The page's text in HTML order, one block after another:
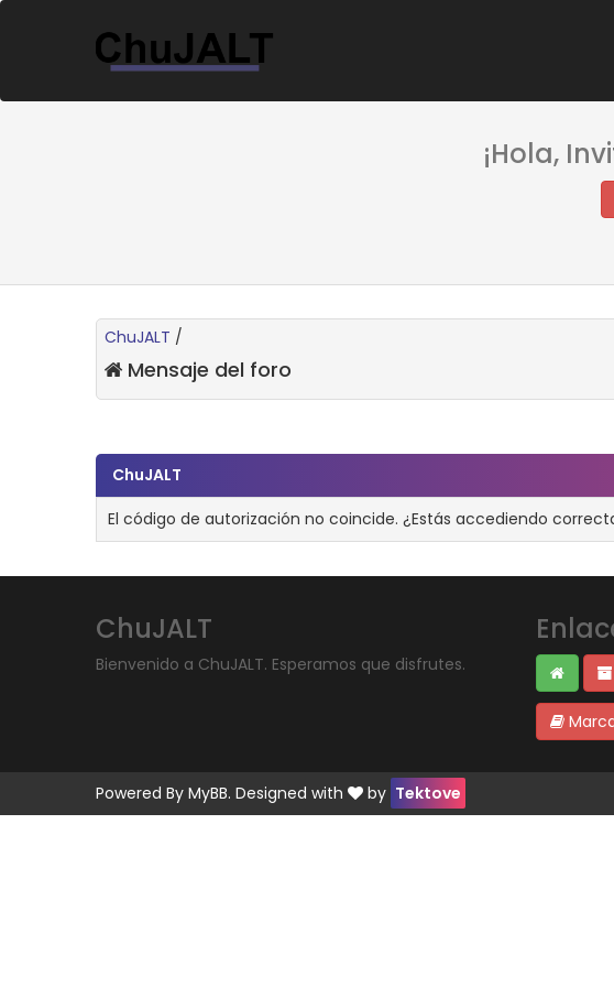
¡Hola,
ChuJALT /
Mensaje del foro
ChuJALT
El código de autorización no coincide. ¿Estás accediendo
ChuJALT
Bienvenido a ChuJALT. Esperamos que disfrutes.
Powered By MyBB. Designed with by Tektove